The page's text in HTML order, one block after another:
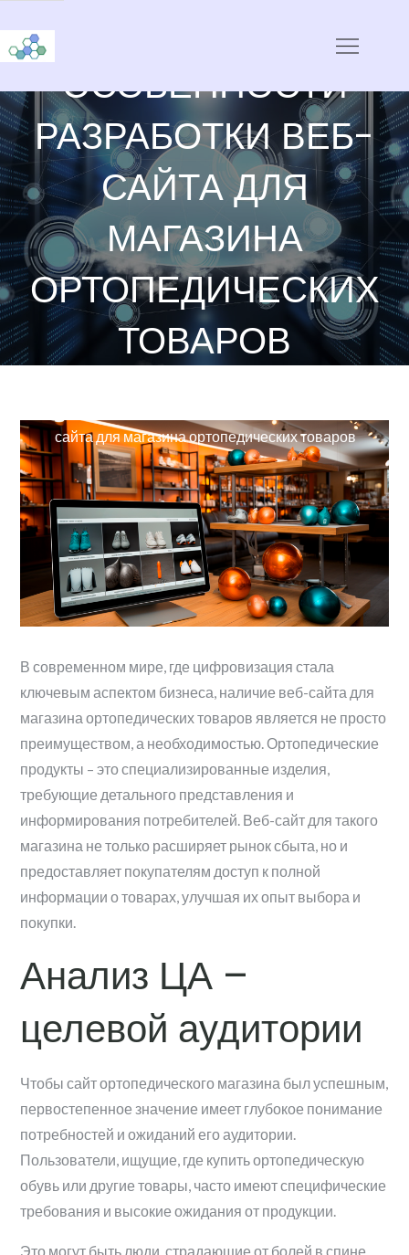
content
ТЕХНИЧЕСКИЕ
ОСОБЕННОСТИ
РАЗРАБОТКИ ВЕБ-
САЙТА ДЛЯ
МАГАЗИНА
ОРТОПЕДИЧЕСКИХ
ТОВАРОВ
сайта для магазина ортопедических товаров
В современном мире, где цифровизация стала
ключевым аспектом бизнеса, наличие веб-сайта для
магазина ортопедических товаров является не просто
преимуществом, а необходимостью. Ортопедические
продукты – это специализированные изделия,
требующие детального представления и
информирования потребителей. Веб-сайт для такого
магазина не только расширяет рынок сбыта, но и
предоставляет покупателям доступ к полной
информации о товарах, улучшая их опыт выбора и
покупки.
Анализ ЦА –
целевой аудитории
Чтобы сайт ортопедического магазина был успешным,
первостепенное значение имеет глубокое понимание
потребностей и ожиданий его аудитории.
Пользователи, ищущие, где купить ортопедическую
обувь или другие товары, часто имеют специфические
требования и высокие ожидания от продукции.
Это могут быть люди, страдающие от болей в спине,